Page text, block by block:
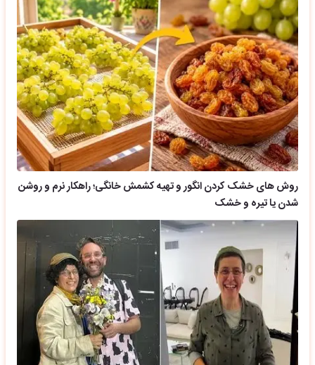
روش های خشک کردن انگور و تهیه کشمش خانگی؛ راهکار نرم و روشن
شدن یا تیره و خشک